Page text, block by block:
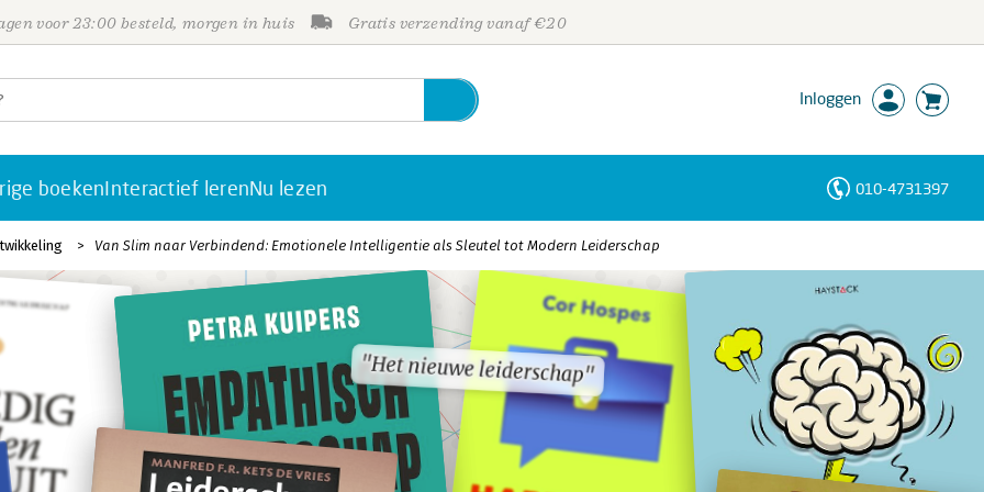
voor 23:00 besteld, morgen in huis Gratis verzending vanaf €20
Inloggen
boekenInteractief lerenNu lezen 010-4731397
Van Slim naar Verbindend: Emotionele Intelligentie als Sleutel tot Modern Leiderschap
"Het nieuwe leiderschap"
"Het nieuwe leiderschap"
Personen
Trefwoorden